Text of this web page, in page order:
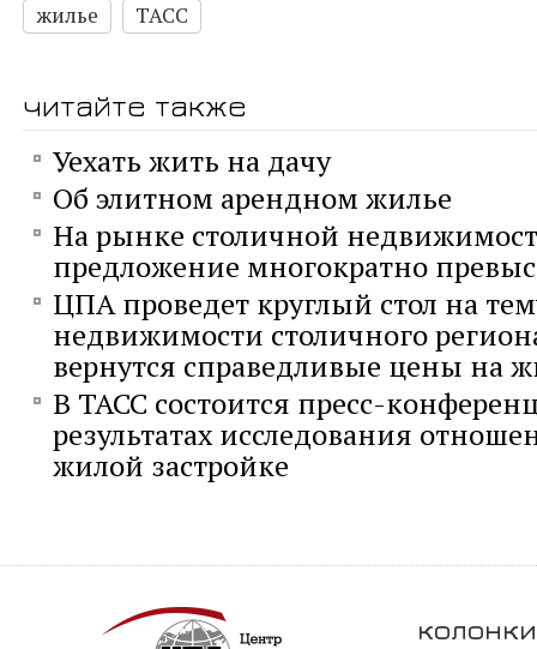
жилье ТАСС
читайте также
Уехать жить на дачу
Об элитном арендном жилье
На рынке столичной
предложение многократно
ЦПА проведет круглый стол на
недвижимости столичного
вернутся справедливые цены на
В ТАСС состоится пресс-
результатах исследования
жилой застройке
колонки